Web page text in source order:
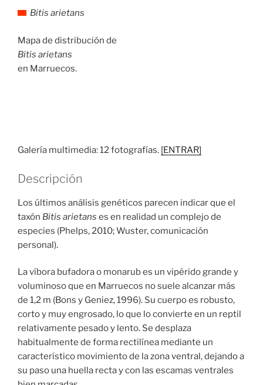
Bitis arietans
Mapa de distribución de
Bitis arietans
en Marruecos.
Galería multimedia: 12 fotografías. [ENTRAR]
Descripción
Los últimos análisis genéticos parecen indicar que el
taxón Bitis arietans es en realidad un complejo de
especies (Phelps, 2010; Wuster, comunicación
personal).
La víbora bufadora o monarub es un vipérido grande y
voluminoso que en Marruecos no suele alcanzar más
de 1,2 m (Bons y Geniez, 1996). Su cuerpo es robusto,
corto y muy engrosado, lo que lo convierte en un reptil
relativamente pesado y lento. Se desplaza
habitualmente de forma rectilínea mediante un
característico movimiento de la zona ventral, dejando a
su paso una huella recta y con las escamas ventrales